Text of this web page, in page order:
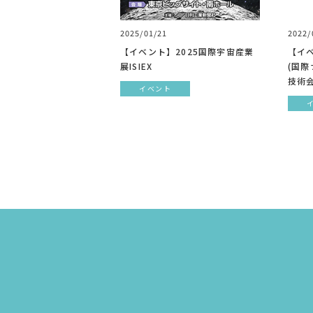
2025/01/21
【イベント】2025国際宇宙産業
展ISIEX
イベント
【
(国際
技術